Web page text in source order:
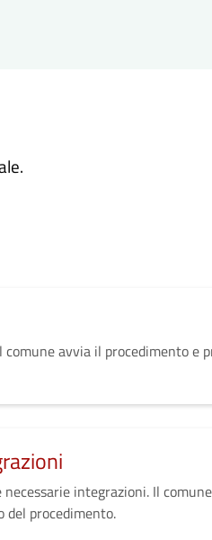
avvia il procedimento e
integrazioni. Il
procedimento.